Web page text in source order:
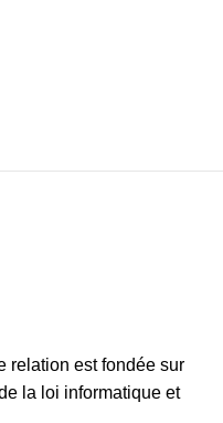
relation est fondée sur
la loi informatique et